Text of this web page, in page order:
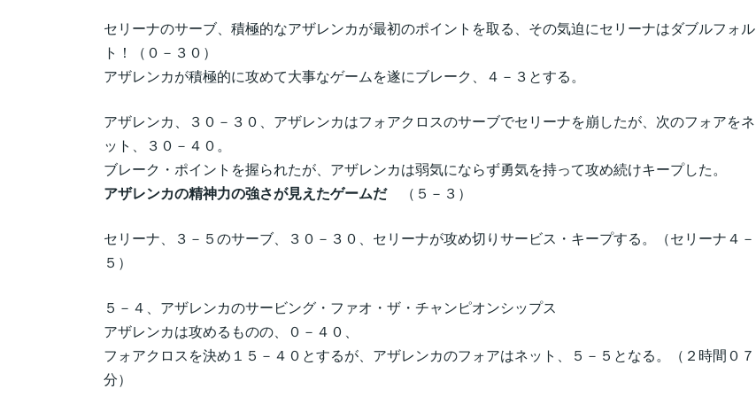
セリーナのサーブ、積極的なアザレンカが最初のポイントを取る、その気迫にセリーナはダブルフォル
ト！（０－３０）
アザレンカが積極的に攻めて大事なゲームを遂にブレーク、４－３とする。
アザレンカ、３０－３０、アザレンカはフォアクロスのサーブでセリーナを崩したが、次のフォアをネ
ット、３０－４０。
ブレーク・ポイントを握られたが、アザレンカは弱気にならず勇気を持って攻め続けキープした。
アザレンカの精神力の強さが見えたゲームだ（５－３）
セリーナ、３－５のサーブ、３０－３０、セリーナが攻め切りサービス・キープする。（セリーナ４－
５）
５－４、アザレンカのサービング・ファオ・ザ・チャンピオンシップス
アザレンカは攻めるものの、０－４０、
フォアクロスを決め１５－４０とするが、アザレンカのフォアはネット、５－５となる。（２時間０７
分）